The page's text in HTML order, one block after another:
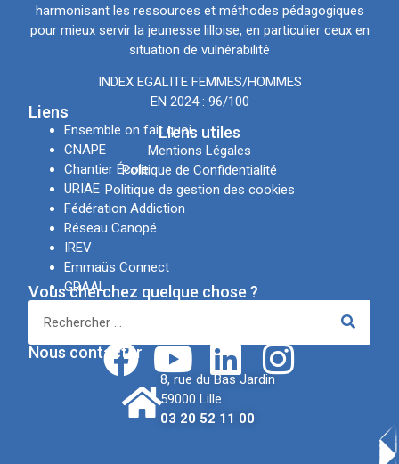
harmonisant les ressources et méthodes pédagogiques
pour mieux servir la jeunesse lilloise, en particulier ceux en
situation de vulnérabilité
INDEX EGALITE FEMMES/HOMMES
EN 2024 : 96/100
LIens utiles
Mentions Légales
Politique de Confidentialité
Politique de gestion des cookies
Liens
Ensemble on fait quoi
CNAPE
Chantier École
URIAE
Fédération Addiction
Réseau Canopé
IREV
Emmaüs Connect
GRAAL
Vous cherchez quelque chose ?
Nous contacter
8, rue du Bas Jardin
59000 Lille
03 20 52 11 00